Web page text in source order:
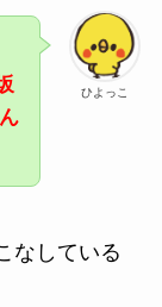
ひよっこ
なしている